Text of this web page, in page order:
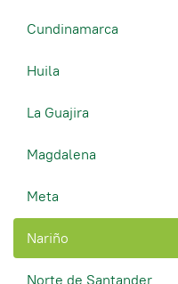
Cundinamarca
Huila
La Guajira
Magdalena
Meta
Nariño
Norte de Santander